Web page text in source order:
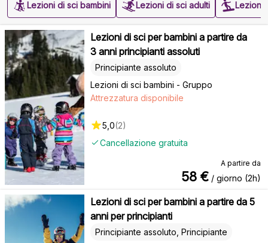
Lezioni di sci bambini Lezioni di sci adulti Lezioni
Lezioni di sci per bambini a partire da
3 anni principianti assoluti
Lezioni di sci bambini - Gruppo
Principiante assoluto
Cancellazione gratuita
Attrezzatura disponibile
5,0(2)
A partire da
58 € / giorno (2h)
Lezioni di sci per bambini a partire da 5
anni per principianti
Principiante assoluto, Principiante